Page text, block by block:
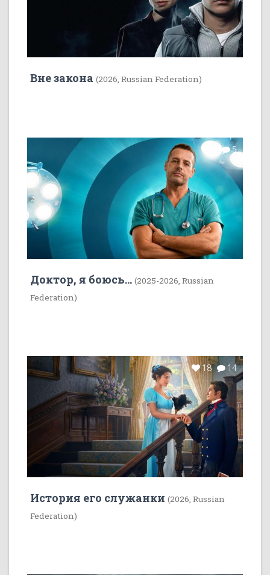
Вне закона (2026, Russian Federation)
7 5
Доктор, я боюсь... (2025-2026, Russian
Federation)
18 14
История его служанки (2026, Russian
Federation)